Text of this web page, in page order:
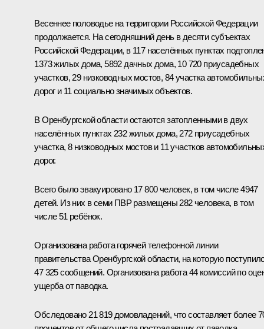
Весеннее половодье на территории Российской Федерации
продолжается. На сегодняшний день в десяти субъектах
Российской Федерации, в 117 населённых пунктах
1373 жилых дома, 5892 дачных дома, 10 720 приусадебных
участков, 29 низководных мостов, 84 участка
дорог и 11 социально значимых объектов.
В Оренбургской области остаются затопленными в двух
населённых пунктах 232 жилых дома, 272 приусадебных
участка, 8 низководных мостов и 11 участков
дорог.
Всего было эвакуировано 17 800 человек, в том числе 4947
детей. Из них в семи ПВР размещены 282 человека, в том
числе 51 ребёнок.
Организована работа горячей телефонной линии
правительства Оренбургской области, на которую
47 325 сообщений. Организована работа 44 комиссий по
ущерба от паводка.
Обследовано 21 819 домовладений, что составляет более